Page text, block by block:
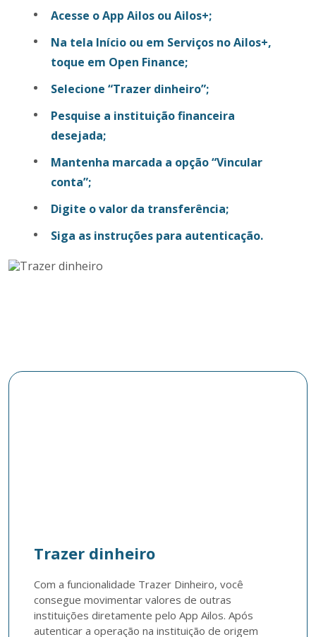
Acesse o App Ailos ou Ailos+;
Na tela Início ou em Serviços no Ailos+,
toque em Open Finance;
Selecione “Trazer dinheiro”;
Pesquise a instituição financeira
desejada;
Mantenha marcada a opção “Vincular
conta”;
Digite o valor da transferência;
Siga as instruções para autenticação.
Trazer dinheiro
Com a funcionalidade Trazer Dinheiro, você
consegue movimentar valores de outras
instituições diretamente pelo App Ailos. Após
autenticar a operação na instituição de origem